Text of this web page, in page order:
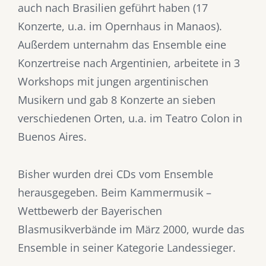
auch nach Brasilien geführt haben (17
Konzerte, u.a. im Opernhaus in Manaos).
Außerdem unternahm das Ensemble eine
Konzertreise nach Argentinien, arbeitete in 3
Workshops mit jungen argentinischen
Musikern und gab 8 Konzerte an sieben
verschiedenen Orten, u.a. im Teatro Colon in
Buenos Aires.
Bisher wurden drei CDs vom Ensemble
herausgegeben. Beim Kammermusik –
Wettbewerb der Bayerischen
Blasmusikverbände im März 2000, wurde das
Ensemble in seiner Kategorie Landessieger.